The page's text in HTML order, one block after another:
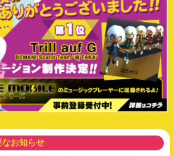
なお知らせ